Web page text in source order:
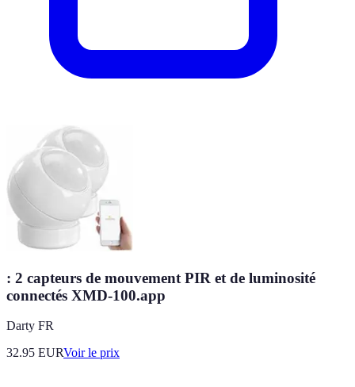
: 2 capteurs de mouvement PIR et de luminosité
connectés XMD-100.app
Darty FR
32.95 EURVoir le prix